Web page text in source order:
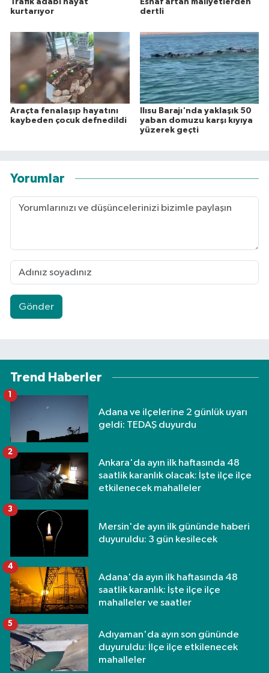
Trafik adabı hayat
kurtarıyor
Esnaf artan maliyetlerden
dertli
Araçta fenalaşıp hayatını
kaybeden çocuk defnedildi
Ilısu Barajı'nda yaklaşık 50
yaban domuzu karşı kıyıya
yüzerek geçti
Yorumlar
Gönder
Trend Haberler
Adana ve ilçelerine 2 günlük uyarı
geldi: TEDAŞ duyurdu
1
Ankara'da ayın ilk haftasında 48
saatlik karanlık olacak: İşte ilçe ilçe
etkilenecek mahalleler
2
Mersin'de ayın ilk gününde haberi
duyuruldu: 3 gün kesilecek
3
Adana'da ayın ilk haftasında 48
saatlik karanlık: İşte ilçe ilçe
mahalleler ve saatler
4
Adıyaman'da ayın son gününde
duyuruldu: İlçe ilçe etkilenecek
mahalleler
5